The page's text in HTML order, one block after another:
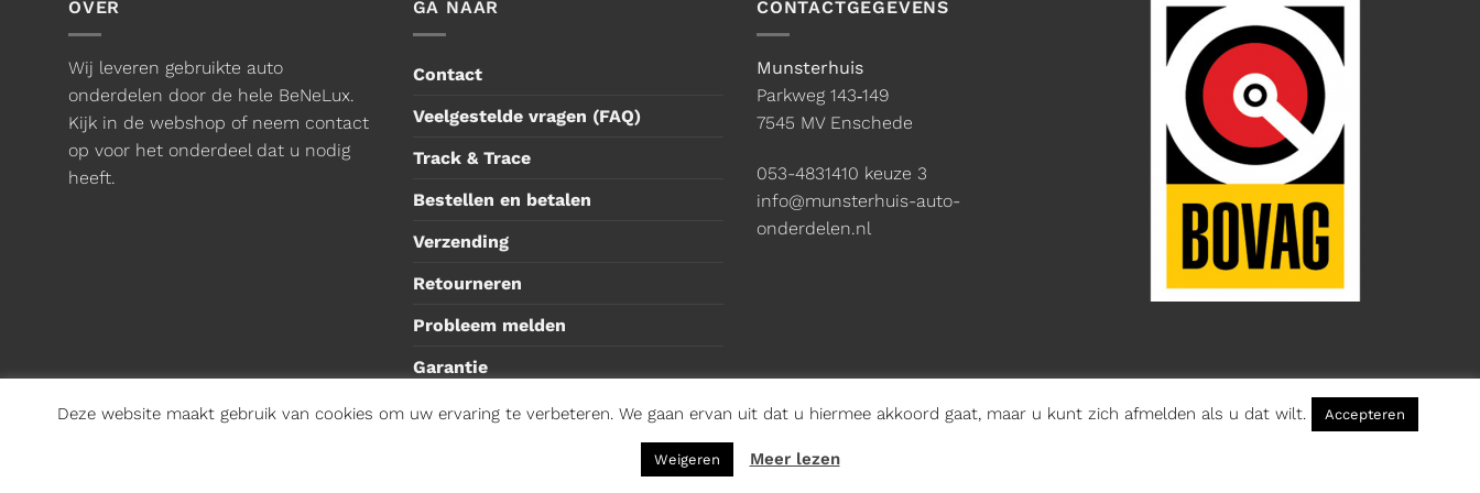
OVER
Wij leveren gebruikte auto
onderdelen door de hele BeNeLux.
Kijk in de webshop of neem contact
op voor het onderdeel dat u nodig
heeft.
GA NAAR
Contact
Veelgestelde vragen (FAQ)
Track & Trace
Bestellen en betalen
Verzending
Retourneren
Probleem melden
Garantie
CONTACTGEGEVENS
Munsterhuis
Parkweg 143‑149
7545 MV Enschede
053-4831410 keuze 3
info@munsterhuis-auto-
onderdelen.nl
Privacybeleid
Deze website maakt gebruik van cookies om uw ervaring te verbeteren. We gaan ervan uit dat u hiermee akkoord gaat, maar u kunt zich afmelden als u dat wilt. Accepteren
Weigeren Meer lezen